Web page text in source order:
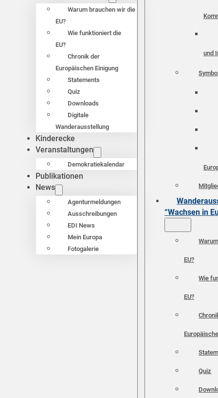
Warum brauchen wir die
EU?
Wie funktioniert die
EU?
Chronik der
Europäischen Einigung
Statements
Quiz
Downloads
Digitale
Wanderausstellung
Kinderecke
Veranstaltungen
Demokratiekalendar
Publikationen
News
Agenturmeldungen
Ausschreibungen
EDI News
Mein Europa
Fotogalerie
und
“Wachsen in
EU?
Wie
EU?
Quiz